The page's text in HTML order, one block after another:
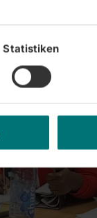
Statistiken